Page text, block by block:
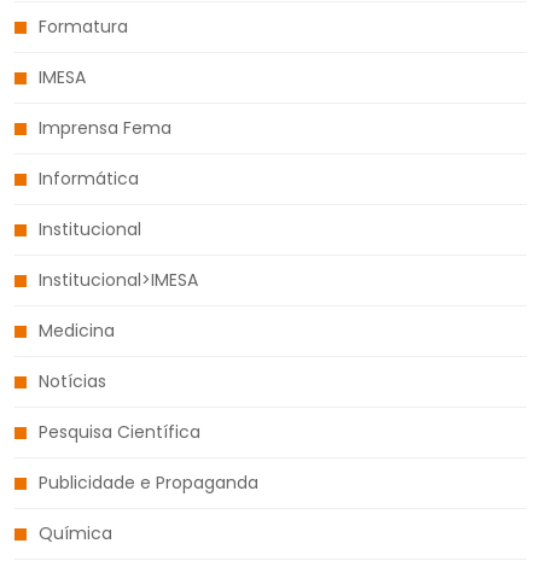
Formatura
IMESA
Imprensa Fema
Informática
Institucional
Institucional>IMESA
Medicina
Notícias
Pesquisa Científica
Publicidade e Propaganda
Química